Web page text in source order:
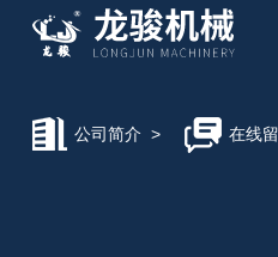
公司简介 > 在线